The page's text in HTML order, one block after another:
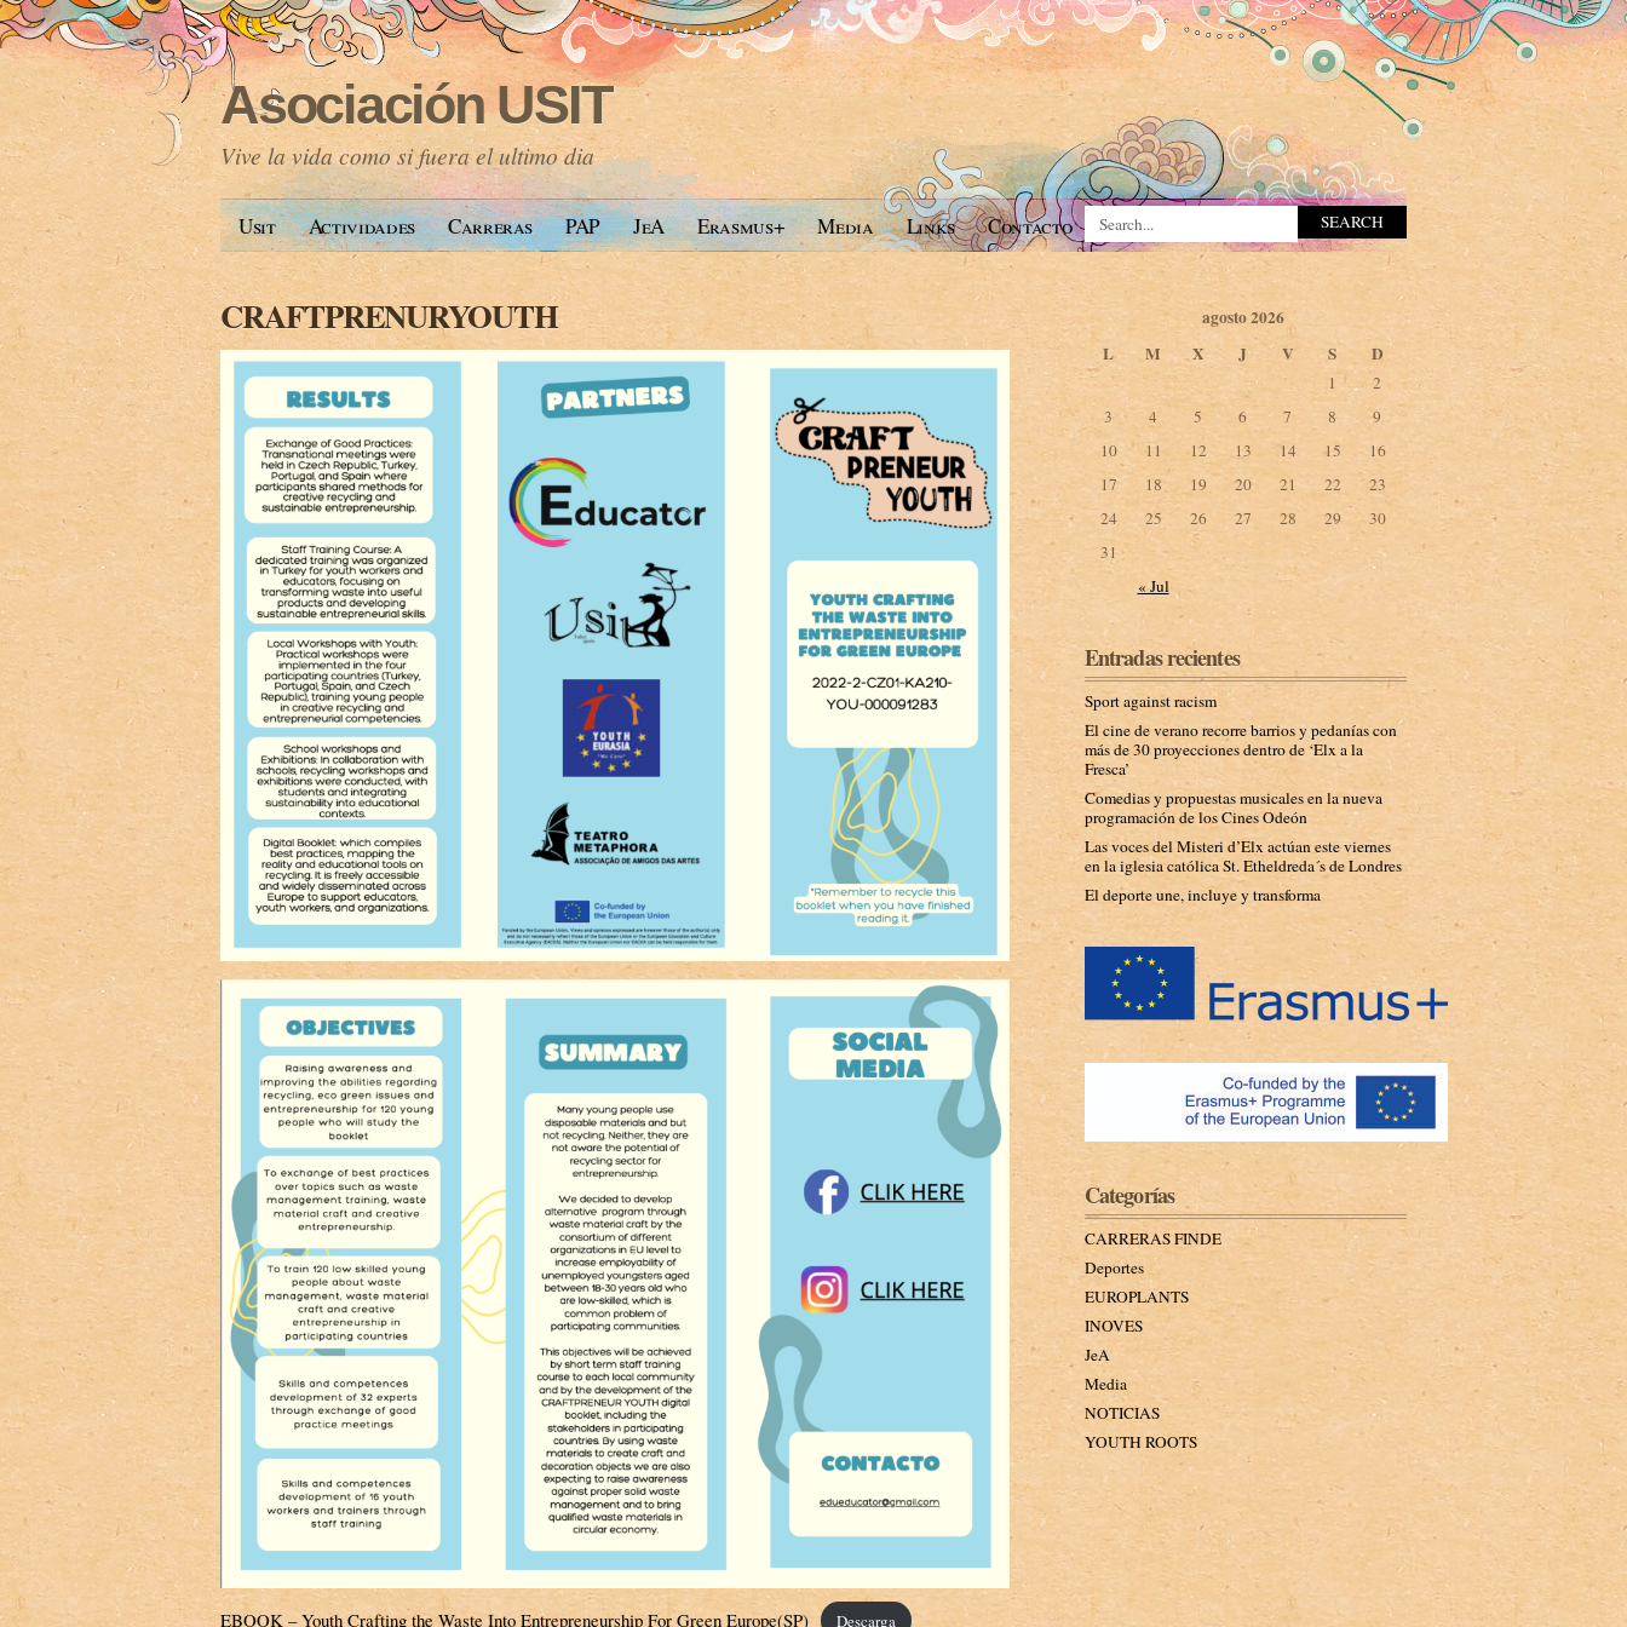
Asociación USIT
Vive la vida como si fuera el ultimo dia
Usit Actividades Carreras PAP JeA Erasmus+ Media Links Contacto
CRAFTPRENURYOUTH
EBOOK – Youth Crafting the Waste Into Entrepreneurship For Green Europe(SP) Descarga
agosto 2026
L
M X J V S D
« Jul
1
2
3
4 5 6 7 8
9
10
11 12 13 14 15
16
17
18 19 20 21 22
23
24
25 26 27 28 29
30
31
Entradas recientes
Sport against racism
El cine de verano recorre barrios y pedanías con
más de 30 proyecciones dentro de ‘Elx a la
Fresca’
Comedias y propuestas musicales en la nueva
programación de los Cines Odeón
Las voces del Misteri d’Elx actúan este viernes
en la iglesia católica St. Etheldreda´s de Londres
El deporte une, incluye y transforma
Categorías
CARRERAS FINDE
Deportes
EUROPLANTS
INOVES
JeA
Media
NOTICIAS
YOUTH ROOTS